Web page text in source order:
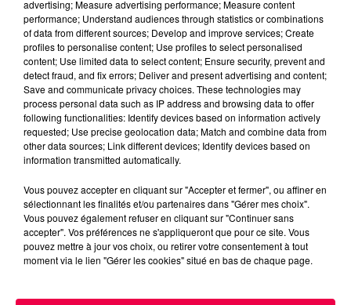
Flash infos
Crédit :Flash infos
advertising; Measure advertising performance; Measure content
performance; Understand audiences through statistics or combinations
of data from different sources; Develop and improve services; Create
profiles to personalise content; Use profiles to select personalised
content; Use limited data to select content; Ensure security, prevent and
detect fraud, and fix errors; Deliver and present advertising and content;
Save and communicate privacy choices. These technologies may
process personal data such as IP address and browsing data to offer
following functionalities: Identify devices based on information actively
requested; Use precise geolocation data; Match and combine data from
other data sources; Link different devices; Identify devices based on
information transmitted automatically.
Vous pouvez accepter en cliquant sur "Accepter et fermer", ou affiner en
sélectionnant les finalités et/ou partenaires dans "Gérer mes choix".
Vous pouvez également refuser en cliquant sur "Continuer sans
accepter". Vos préférences ne s'appliqueront que pour ce site. Vous
pouvez mettre à jour vos choix, ou retirer votre consentement à tout
moment via le lien "Gérer les cookies" situé en bas de chaque page.